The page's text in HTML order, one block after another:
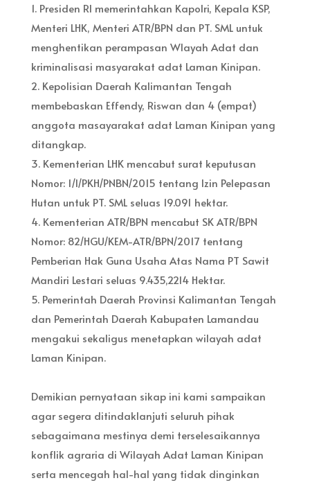
1. Presiden RI memerintahkan Kapolri, Kepala KSP,
Menteri LHK, Menteri ATR/BPN dan PT. SML untuk
menghentikan perampasan Wlayah Adat dan
kriminalisasi masyarakat adat Laman Kinipan.
2. Kepolisian Daerah Kalimantan Tengah
membebaskan Effendy, Riswan dan 4 (empat)
anggota masayarakat adat Laman Kinipan yang
ditangkap.
3. Kementerian LHK mencabut surat keputusan
Nomor: 1/I/PKH/PNBN/2015 tentang Izin Pelepasan
Hutan untuk PT. SML seluas 19.091 hektar.
4. Kementerian ATR/BPN mencabut SK ATR/BPN
Nomor: 82/HGU/KEM-ATR/BPN/2017 tentang
Pemberian Hak Guna Usaha Atas Nama PT Sawit
Mandiri Lestari seluas 9.435,2214 Hektar.
5. Pemerintah Daerah Provinsi Kalimantan Tengah
dan Pemerintah Daerah Kabupaten Lamandau
mengakui sekaligus menetapkan wilayah adat
Laman Kinipan.
Demikian pernyataan sikap ini kami sampaikan
agar segera ditindaklanjuti seluruh pihak
sebagaimana mestinya demi terselesaikannya
konflik agraria di Wilayah Adat Laman Kinipan
serta mencegah hal-hal yang tidak dinginkan